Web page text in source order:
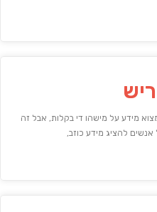
למצוא מידע על מישהו די בקלות, אבל זה
להציג מידע כוזב,